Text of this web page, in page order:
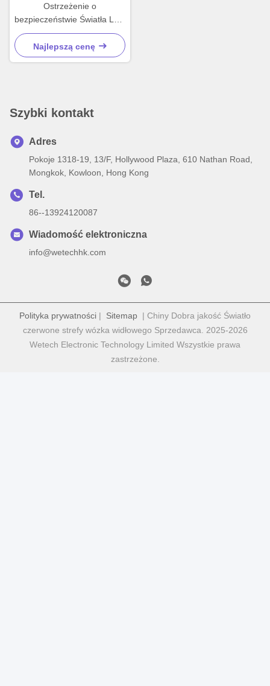
Ostrzeżenie o
bezpieczeństwie Światła LED
Światła lampowe Światła
samochodowe Akcesoria do
ciągników widłowych
Najlepszą cenę
Szybki kontakt
Adres
Pokoje 1318-19, 13/F, Hollywood Plaza, 610 Nathan Road,
Mongkok, Kowloon, Hong Kong
Tel.
86--13924120087
Wiadomość elektroniczna
info@wetechhk.com
Polityka prywatności | Sitemap | Chiny Dobra jakość Światło
czerwone strefy wózka widłowego Sprzedawca. 2025-2026
Wetech Electronic Technology Limited Wszystkie prawa
zastrzeżone.